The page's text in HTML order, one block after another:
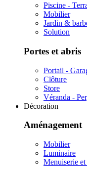
Piscine -
Mobilier
Jardin &
Solution
Portes et abris
Portail -
Clôture
Store
Véranda -
Décoration
Aménagement
Mobilier
Luminaire
Menuiserie et